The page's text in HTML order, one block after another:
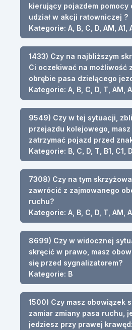
kierujący pojazdem
udział w akcji ratowniczej ?
Kategorie: A, B, C, D, AM, A1,
1433) Czy na najbliższym
Ci oczekiwać na możliwość
obrębie pasa dzielącego
Kategorie: A, B, C, D, T, AM,
9549) Czy w tej sytuacji,
przejazdu kolejowego,
zatrzymać pojazd przed
Kategorie: B, C, D, T, B1, C1,
7308) Czy na tym
zawrócić z zajmowanego
ruchu?
Kategorie: A, B, C, D, T, AM,
8699) Czy w widocznej
skręcić w prawo, masz
się przed sygnalizatorem?
Kategorie: B
1500) Czy masz obowiązek
zamiar zmiany pasa ruchu,
jedziesz przy prawej